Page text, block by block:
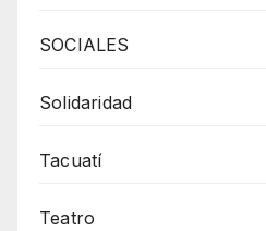
SOCIALES
Solidaridad
Tacuatí
Teatro